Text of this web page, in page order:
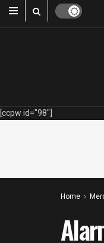
[ccpw id="98"]
Home